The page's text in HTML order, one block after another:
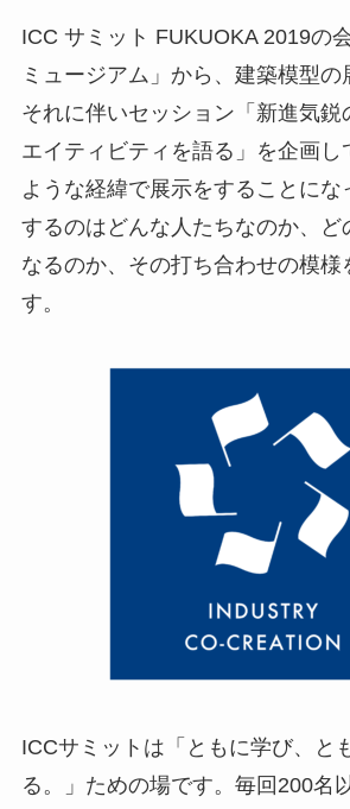
ICC サミット FUKUOKA 2019の
ミュージアム」から、建築模型
それに伴いセッション「新進気鋭
エイティビティを語る」を企画し
ような経緯で展示をすることにな
するのはどんな人たちなのか、ど
なるのか、その打ち合わせの模様
す。
ICCサミットは「ともに学び、と
る。」ための場です。毎回200名